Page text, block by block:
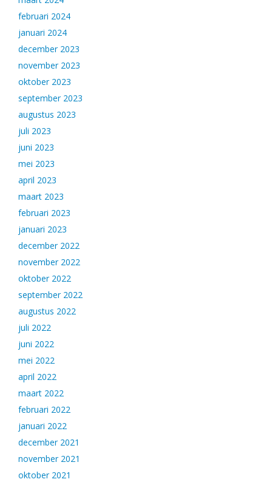
februari 2024
januari 2024
december 2023
november 2023
oktober 2023
september 2023
augustus 2023
juli 2023
juni 2023
mei 2023
april 2023
maart 2023
februari 2023
januari 2023
december 2022
november 2022
oktober 2022
september 2022
augustus 2022
juli 2022
juni 2022
mei 2022
april 2022
maart 2022
februari 2022
januari 2022
december 2021
november 2021
oktober 2021